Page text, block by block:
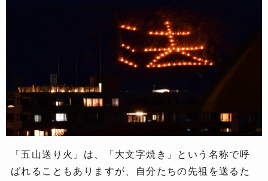
「五山送り火」は、「大文字焼き」という名称で呼
ばれることもありますが、自分たちの先祖を送るた